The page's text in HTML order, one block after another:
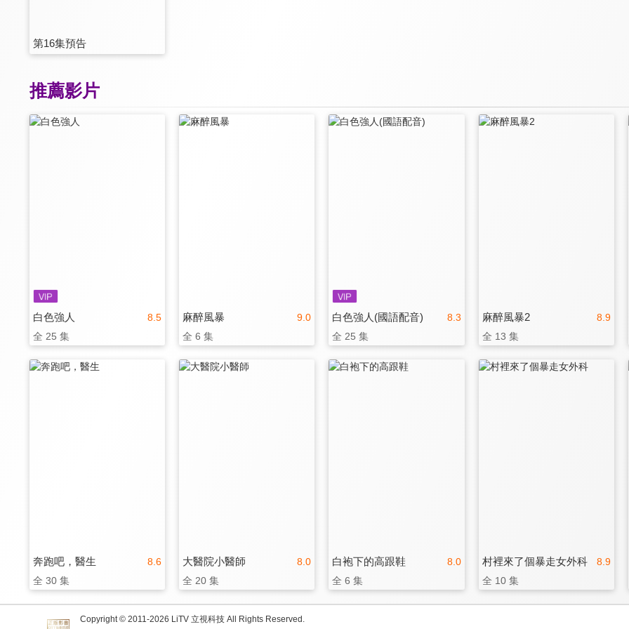
第16集預告
推薦影片
8.5
白色強人
全 25 集
9.0
麻醉風暴
全 6 集
8.3
白色強人(國語配音)
全 25 集
8.9
麻醉風暴2
全 13 集
8.6
奔跑吧，醫生
全 30 集
8.0
大醫院小醫師
全 20 集
8.0
白袍下的高跟鞋
全 6 集
8.9
村裡來了個暴走女外科
全 10 集
Copyright © 2011-2026 LiTV 立視科技 All Rights Reserved.